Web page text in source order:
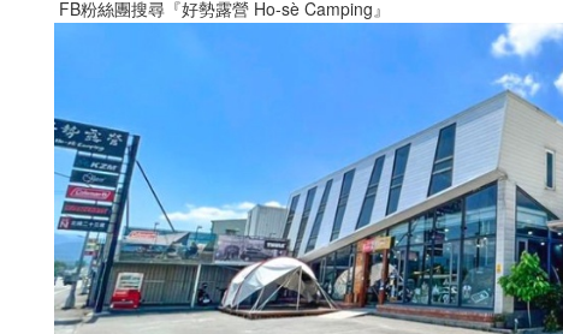
FB粉絲團搜尋『好勢露營 Ho-sè Camping』